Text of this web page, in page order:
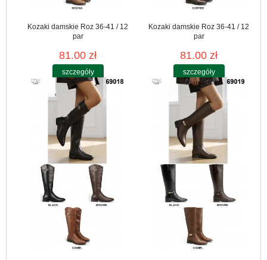
Kozaki damskie Roz 36-41 / 12
par
81.00 zł
szczegóły
Kozaki damskie Roz 36-41 / 12
par
81.00 zł
szczegóły